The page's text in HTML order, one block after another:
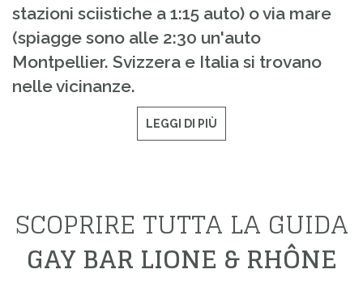
stazioni sciistiche a 1:15 auto) o via mare
(spiagge sono alle 2:30 un'auto
Montpellier. Svizzera e Italia si trovano
nelle vicinanze.
LEGGI DI PIÙ
SCOPRIRE TUTTA LA GUIDA
GAY BAR LIONE & RHÔNE